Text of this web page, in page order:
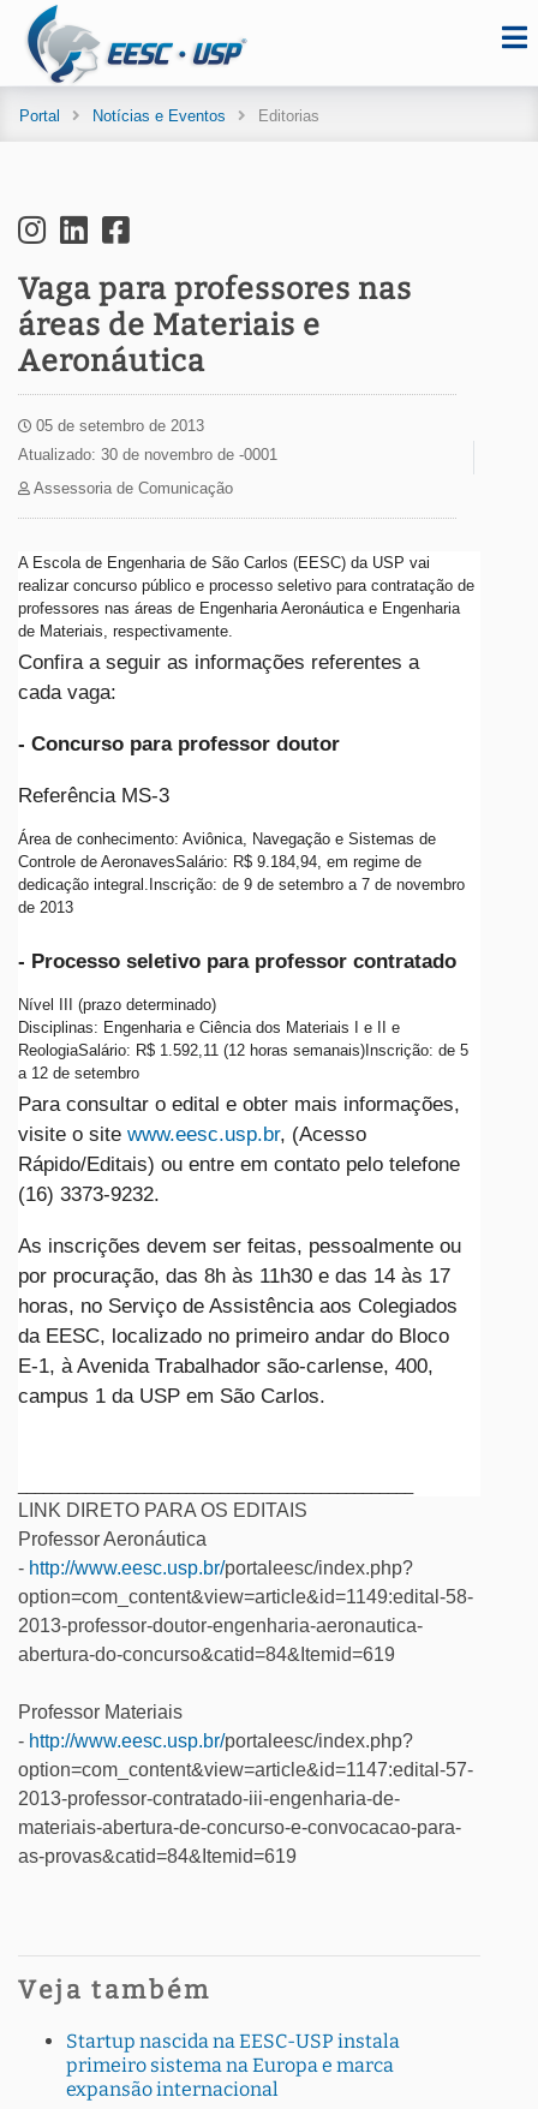
Portal Notícias e Eventos Editorias
Vaga para professores nas
áreas de Materiais e
Aeronáutica
05 de setembro de 2013
Atualizado: 30 de novembro de -0001
Assessoria de Comunicação
A Escola de Engenharia de São Carlos (EESC) da USP vai
realizar concurso público e processo seletivo para contratação de
professores nas áreas de Engenharia Aeronáutica e Engenharia
de Materiais, respectivamente.
Confira a seguir as informações referentes a
cada vaga:
- Concurso para professor doutor
Referência MS-3
Área de conhecimento: Aviônica, Navegação e Sistemas de
Controle de AeronavesSalário: R$ 9.184,94, em regime de
dedicação integral.Inscrição: de 9 de setembro a 7 de novembro
de 2013
- Processo seletivo para professor contratado
Nível III (prazo determinado)
Disciplinas: Engenharia e Ciência dos Materiais I e II e
ReologiaSalário: R$ 1.592,11 (12 horas semanais)Inscrição: de 5
a 12 de setembro
Para consultar o edital e obter mais informações,
visite o site www.eesc.usp.br, (Acesso
Rápido/Editais) ou entre em contato pelo telefone
(16) 3373-9232.
As inscrições devem ser feitas, pessoalmente ou
por procuração, das 8h às 11h30 e das 14 às 17
horas, no Serviço de Assistência aos Colegiados
da EESC, localizado no primeiro andar do Bloco
E-1, à Avenida Trabalhador são-carlense, 400,
campus 1 da USP em São Carlos.
LINK DIRETO PARA OS EDITAIS
Professor Aeronáutica
- http://www.eesc.usp.br/portaleesc/index.php?
option=com_content&view=article&id=1149:edital-58-
2013-professor-doutor-engenharia-aeronautica-
abertura-do-concurso&catid=84&Itemid=619
Professor Materiais
- http://www.eesc.usp.br/portaleesc/index.php?
option=com_content&view=article&id=1147:edital-57-
2013-professor-contratado-iii-engenharia-de-
materiais-abertura-de-concurso-e-convocacao-para-
as-provas&catid=84&Itemid=619
Veja também
Startup nascida na EESC-USP instala
primeiro sistema na Europa e marca
expansão internacional